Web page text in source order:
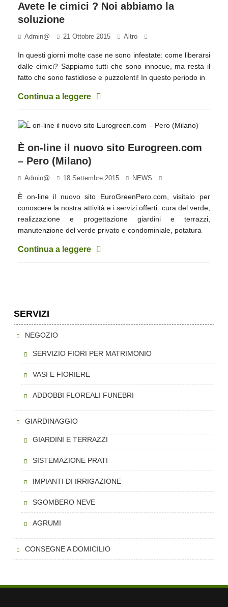
Avete le cimici ? Noi abbiamo la
soluzione
Admin@ 21 Ottobre 2015 Altro
In questi giorni molte case ne sono infestate: come liberarsi
dalle cimici? Sappiamo tutti che sono innocue, ma resta il
fatto che sono fastidiose e puzzolenti! In questo periodo in
Continua a leggere
È on-line il nuovo sito Eurogreen.com
– Pero (Milano)
Admin@ 18 Settembre 2015 NEWS
È on-line il nuovo sito EuroGreenPero.com, visitalo per
conoscere la nostra attività e i servizi offerti: cura del verde,
realizzazione e progettazione giardini e terrazzi,
manutenzione del verde privato e condominiale, potatura
Continua a leggere
SERVIZI
NEGOZIO
SERVIZIO FIORI PER MATRIMONIO
VASI E FIORIERE
ADDOBBI FLOREALI FUNEBRI
GIARDINAGGIO
GIARDINI E TERRAZZI
SISTEMAZIONE PRATI
IMPIANTI DI IRRIGAZIONE
SGOMBERO NEVE
AGRUMI
CONSEGNE A DOMICILIO